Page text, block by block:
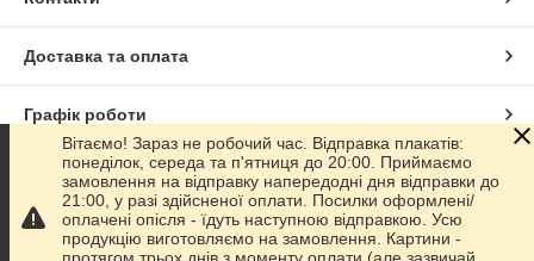
Доставка та оплата
Графік роботи
Повна версія сайту
Сайт створено на маркетплейсіProm.ua
Вітаємо! Зараз не робочий час. Відправка плакатів:
понеділок, середа та п'ятниця до 20:00. Приймаємо
замовлення на відправку напередодні дня відправки до
21:00, у разі здійсненої оплати. Посилки оформлені/
оплачені опісля - їдуть наступною відправкою. Усю
продукцію виготовляємо на замовлення. Картини -